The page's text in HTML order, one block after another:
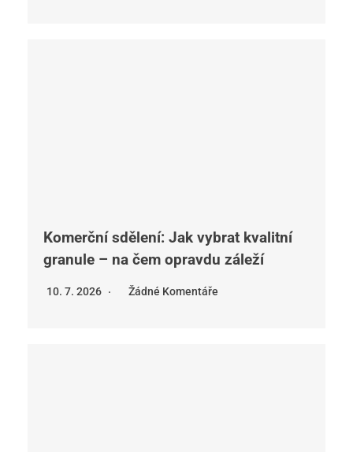
Komerční sdělení: Jak vybrat kvalitní
granule – na čem opravdu záleží
10. 7. 2026 Žádné Komentáře